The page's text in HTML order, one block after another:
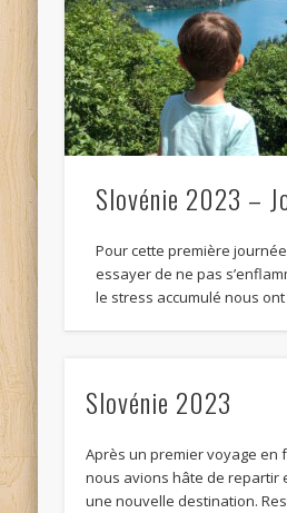
Slovénie 2023 –
Pour cette première
essayer de ne pas
le stress accumulé nous
Slovénie 2023
Après un premier voyage en
nous avions hâte de repartir
une nouvelle destination.